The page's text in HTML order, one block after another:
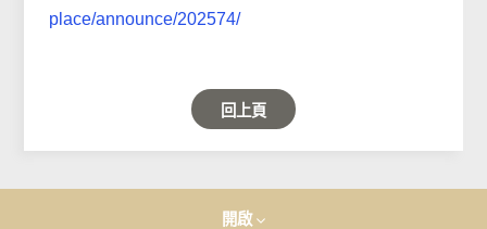
place/announce/202574/
回上頁
開啟